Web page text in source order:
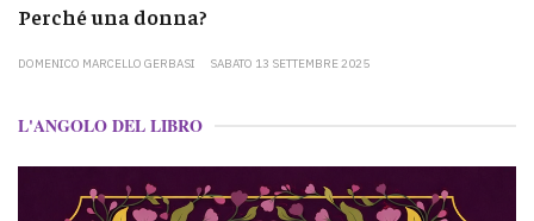
Perché una donna?
DOMENICO MARCELLO GERBASI SABATO 13 SETTEMBRE 2025
L'ANGOLO DEL LIBRO